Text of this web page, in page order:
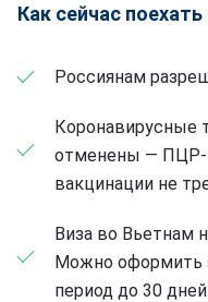
Как сейчас
Россиянам
Коронавирусные
отменены — ПЦР-
вакцинации не
Виза во Вьетнам
Можно оформить
период до 30 дней.